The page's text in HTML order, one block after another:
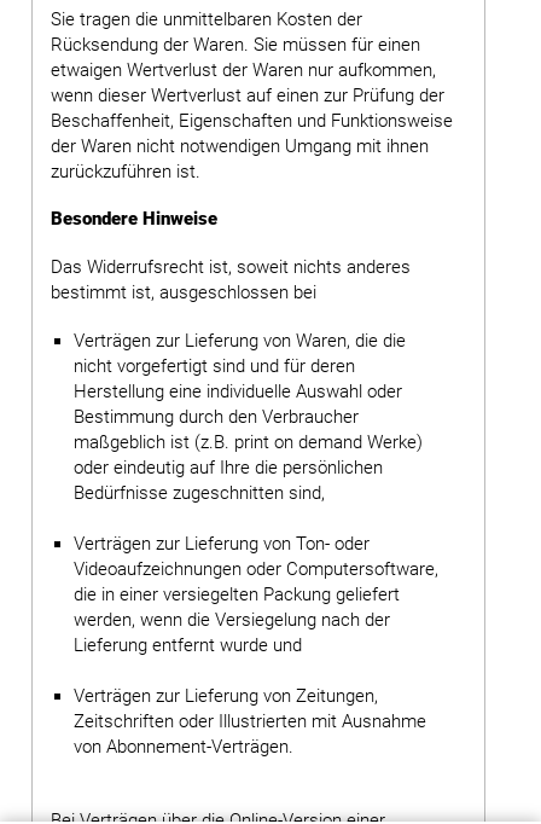
Sie tragen die unmittelbaren Kosten der
Rücksendung der Waren. Sie müssen für einen
etwaigen Wertverlust der Waren nur aufkommen,
wenn dieser Wertverlust auf einen zur Prüfung der
Beschaffenheit, Eigenschaften und Funktionsweise
der Waren nicht notwendigen Umgang mit ihnen
zurückzuführen ist.
Besondere Hinweise
Das Widerrufsrecht ist, soweit nichts anderes
bestimmt ist, ausgeschlossen bei
Verträgen zur Lieferung von Waren, die die
nicht vorgefertigt sind und für deren
Herstellung eine individuelle Auswahl oder
Bestimmung durch den Verbraucher
maßgeblich ist (z.B. print on demand Werke)
oder eindeutig auf Ihre die persönlichen
Bedürfnisse zugeschnitten sind,
Verträgen zur Lieferung von Ton- oder
Videoaufzeichnungen oder Computersoftware,
die in einer versiegelten Packung geliefert
werden, wenn die Versiegelung nach der
Lieferung entfernt wurde und
Verträgen zur Lieferung von Zeitungen,
Zeitschriften oder Illustrierten mit Ausnahme
von Abonnement-Verträgen.